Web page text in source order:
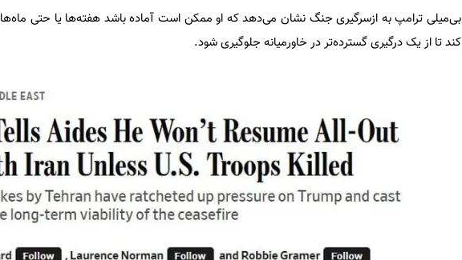
بی‌میلی ترامپ به ازسرگیری جنگ نشان می‌دهد که او ممکن است آماده باشد هفته‌ها یا حتی
کند تا از یک درگیری گسترده‌تر در خاورمیانه جلوگیری شود.